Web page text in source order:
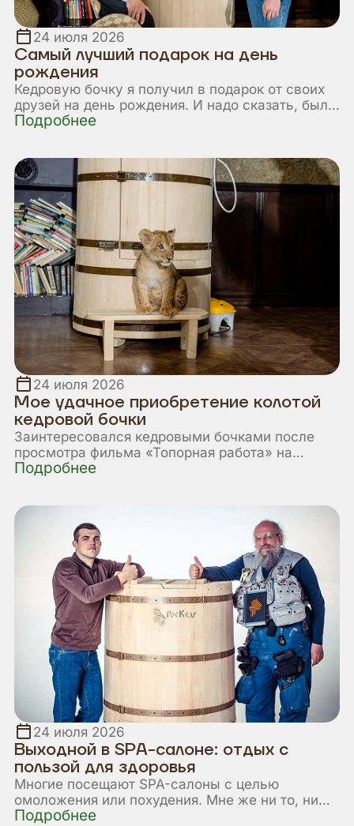
24 июля 2026
Самый лучший подарок на день
рождения
Кедровую бочку я получил в подарок от своих
друзей на день рождения. И надо сказать, был
очень удивлен, т. к. до этого никогда не
Подробнее
24 июля 2026
Мое удачное приобретение колотой
кедровой бочки
Заинтересовался кедровыми бочками после
просмотра фильма «Топорная работа» на
Ютубе. Был очень удивлен, что фитобочки
сохранившими традиционные технологии
изготовления бочек.
Подробнее
24 июля 2026
Выходной в SPA-салоне: отдых с
пользой для здоровья
Многие посещают SPA-салоны с целью
омоложения или похудения. Мне же ни то, ни
другое не нужно. Я просто люблю ходить в SPA
Подробнее